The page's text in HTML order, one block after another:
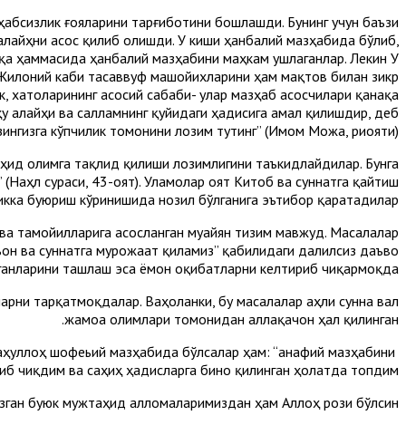
ғояларини тарғиботини бошлашди. Бунинг учун баъзи
асос қилиб олишди. У киши ҳанбалий мазҳабида бўлиб,
ҳаммасида ҳанбалий мазҳабини маҳкам ушлаганлар. Лекин У
каби тасаввуф машойихларини ҳам мақтов билан зикр
асосий сабаби- улар мазҳаб асосчилари қанақа
ва салламнинг қуйидаги ҳадисига амал қилишдир, деб
кўпчилик томонини лозим тутинг” (Имом Можа, риояти).
олимга тақлид қилиши лозимлигини таъкидлайдилар. Бунга
сураси, 43-оят). Уламолар оят Китоб ва суннатга қайтиш
буюриш кўринишида нозил бўлганига эътибор қаратадилар.
тамойилларига асосланган муайян тизим мавжуд. Масалалар
ва суннатга мурожаат қиламиз” қабилидаги далилсиз даъво
ташлаш эса ёмон оқибатларни келтириб чиқармоқда.
тарқатмоқдалар. Ваҳоланки, бу масалалар аҳли сунна вал
жамоа олимлари томонидан аллақачон ҳал қилинган.
шофеьий мазҳабида бўлсалар ҳам: “Ҳанафий мазҳабини
чиқдим ва саҳиҳ ҳадисларга бино қилинган ҳолатда топдим”.
буюк мужтаҳид алломаларимиздан ҳам Аллоҳ рози бўлсин.